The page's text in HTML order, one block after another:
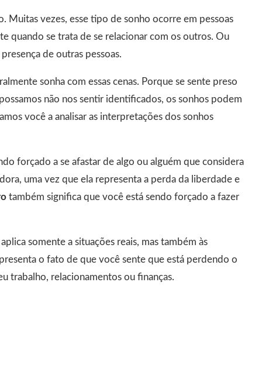
Muitas vezes, esse tipo de sonho ocorre em pessoas
quando se trata de se relacionar com os outros. Ou
de outras pessoas.
sonha com essas cenas. Porque se sente preso
não nos sentir identificados, os sonhos podem
você a analisar as interpretações dos sonhos
forçado a se afastar de algo ou alguém que considera
uma vez que ela representa a perda da liberdade e
também significa que você está sendo forçado a fazer
somente a situações reais, mas também às
o fato de que você sente que está perdendo o
trabalho, relacionamentos ou finanças.